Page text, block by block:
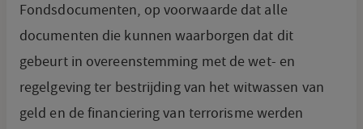
Fondsdocumenten, op voorwaarde dat alle
documenten die kunnen waarborgen dat dit
gebeurt in overeenstemming met de wet- en
regelgeving ter bestrijding van het witwassen van
geld en de financiering van terrorisme werden